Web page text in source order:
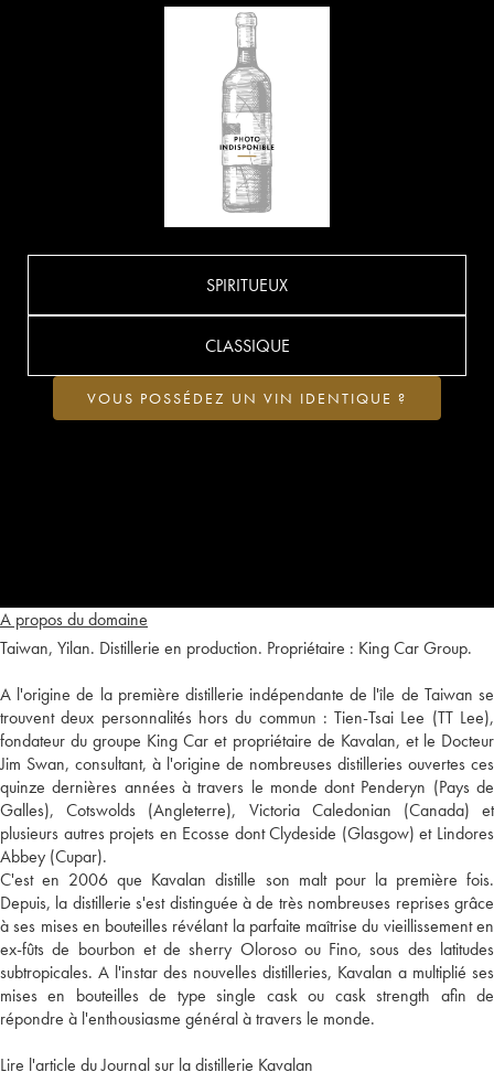
A propos du domaine
Taiwan, Yilan. Distillerie en production. Propriétaire : King Car Group.
A l'origine de la première distillerie indépendante de l'île de Taiwan se
trouvent deux personnalités hors du commun : Tien-Tsai Lee (TT Lee),
fondateur du groupe King Car et propriétaire de Kavalan, et le Docteur
Jim Swan, consultant, à l'origine de nombreuses distilleries ouvertes ces
quinze dernières années à travers le monde dont Penderyn (Pays de
Galles), Cotswolds (Angleterre), Victoria Caledonian (Canada) et
plusieurs autres projets en Ecosse dont Clydeside (Glasgow) et Lindores
Abbey (Cupar).
C'est en 2006 que Kavalan distille son malt pour la première fois.
Depuis, la distillerie s'est distinguée à de très nombreuses reprises grâce
à ses mises en bouteilles révélant la parfaite maîtrise du vieillissement en
ex-fûts de bourbon et de sherry Oloroso ou Fino, sous des latitudes
subtropicales. A l'instar des nouvelles distilleries, Kavalan a multiplié ses
mises en bouteilles de type single cask ou cask strength afin de
répondre à l'enthousiasme général à travers le monde.
Lire l'article du Journal sur la distillerie Kavalan
SPIRITUEUX
CLASSIQUE
VOUS POSSÉDEZ UN VIN IDENTIQUE ?